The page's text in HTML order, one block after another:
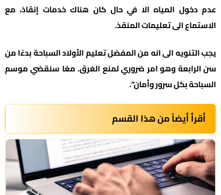
عدم دخول المياه الا في حال كان هناك خدمات إنقاذ، مع
الاستماع الى تعليمات المنقذ.
يجب التنويه الى انه من المفضل تعليم الأولاد السباحة بدءًا من
سن الرابعة وهو امر ضروري لمنع الغرق. معًا سنقضي موسم
السباحة بكل سرور وأمان”.
أقرأ أيضاً من هذا القسم